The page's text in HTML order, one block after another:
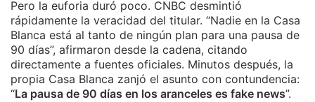
Pero la euforia duró poco. CNBC desmintió
rápidamente la veracidad del titular. “Nadie en la Casa
Blanca está al tanto de ningún plan para una pausa de
90 días”, afirmaron desde la cadena, citando
directamente a fuentes oficiales. Minutos después, la
propia Casa Blanca zanjó el asunto con contundencia:
“La pausa de 90 días en los aranceles es fake news”.